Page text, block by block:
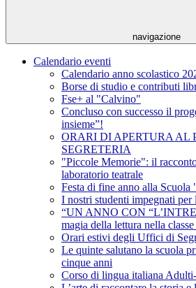
navigazione
Calendario eventi
Calendario anno scolastico
Borse di studio e contributi
Fse+ al "Calvino"
Concluso con successo il
insieme”!
ORARI DI APERTURA AL
SEGRETERIA
"Piccole Memorie": il
laboratorio teatrale
Festa di fine anno alla
I nostri studenti impegnati per
“UN ANNO CON
magia della lettura nella
Orari estivi degli Uffici di
Le quinte salutano la scuola
cinque anni
Corso di lingua italiana